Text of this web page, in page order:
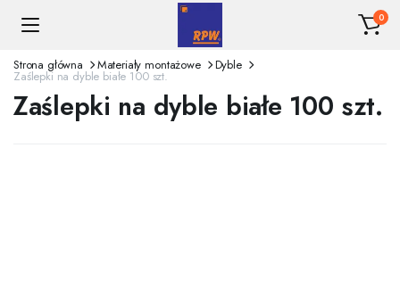
0
Strona główna Materiały montażowe Dyble
Zaślepki na dyble białe 100 szt.
Zaślepki na dyble białe 100 szt.